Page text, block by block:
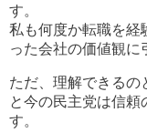
す。
私も何度か転職を経
った会社の価値観に
ただ、理解できるの
と今の民主党は信頼
す。